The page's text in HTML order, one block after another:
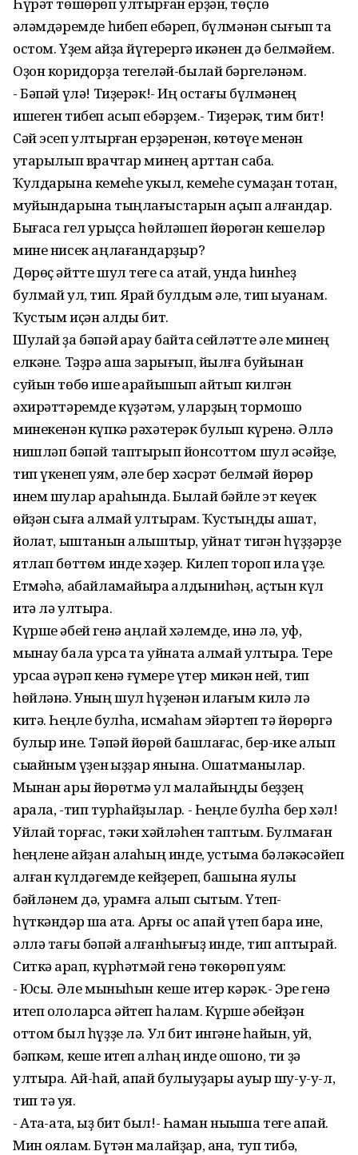
ҡәләмдәремде һибеп ебәреп, бүлмәнән сығып та
остом. Үҙем ҡайҙа йүгерергә икәнен дә белмәйем.
Оҙон коридорҙа тегеләй-былай бәргеләнәм.
- Бәпәй үлә! Тиҙерәк!- Иң остағы бүлмәнең
ишеген тибеп асып ебәрҙем.- Тиҙерәк, тим бит!
Сәй эсеп ултырған ерҙәренән, көтөүе менән
ҡутарылып врачтар минең арттан саба.
Ҡулдарына кемеһе укыл, кемеһе сумаҙан тотҡан,
муйындарына тыңлағыстарын аҫып алғандар.
Бығаса гел урыҫса һөйләшеп йөрөгән кешеләр
мине нисек аңлағандарҙыр?
Дөрөҫ әйтте шул теге саҡ атай, унда һинһеҙ
булмай ул, тип. Ярай булдым әле, тип ҡыуанам.
Ҡустым иҫән ҡалды бит.
Шулай ҙа бәпәй ҡарау байтаҡ сейләтте әле минең
елкәне. Тәҙрә аша зарығып, йылға буйынан
суйын төбө ише ҡарайышып ҡайтып килгән
әхирәттәремде күҙәтәм, уларҙың тормошо
минекенән күпкә рәхәтерәк булып күренә. Әллә
нишләп бәпәй таптырып йонсоттом шул әсәйҙе,
тип үкенеп ҡуям, әле бер хәсрәт белмәй йөрөр
инем шулар араһында. Былай бәйле эт кеүек
өйҙән сыға алмай ултырам. Ҡустыңды ашат,
йоҡлат, ыштанын алыштыр, уйнат тигән һүҙҙәрҙе
ятлап бөттөм инде хәҙер. Килеп тороп илаҡ үҙе.
Етмәһә, абайламайыраҡ ҡалдыниһәң, аҫтын күл
итә лә ултыра.
Күрше әбей генә аңлай хәлемде, инә лә, уф,
мынау бала ҡурсаҡ та уйната алмай ултыра. Тере
ҡурсаҡҡа әүрәп кенә ғүмере үтер микән ней, тип
һөйләнә. Уның шул һүҙенән илағым килә лә
китә. Һеңле булһа, исмаһам эйәртеп тә йөрөргә
булыр ине. Тәпәй йөрөй башлағас, бер-ике алып
сыҡҡайным үҙен ҡыҙҙар янына. Оҡшатманылар.
Мынан ары йөрөтмә ул малайыңды беҙҙең
арала, -тип турһайҙылар. - Һеңле булһа бер хәл!
Уйлай торғас, тәки хәйләһен таптым. Булмаған
һеңлене ҡайҙан алаһың инде, ҡустыма бәләкәсәйеп
ҡалған күлдәгемде кейҙереп, башына яулыҡ
бәйләнем дә, урамға алып сыҡтым. Үтеп-
һүткәндәр шаҡ ҡата. Арғы ос апай үтеп бара ине,
әллә тағы бәпәй алғанһығыҙ инде, тип аптырай.
Ситкә ҡарап, күрһәтмәй генә төкөрөп ҡуям:
- Юҡсы. Әле мыныһын кеше итер кәрәк.- Эре генә
итеп ололарса әйтеп һалам. Күрше әбейҙән
оттом был һүҙҙе лә. Ул бит ингәне һайын, уй,
бәпкәм, кеше итеп алһаң инде ошоно, ти ҙә
ултыра. Ай-һай, апай булыуҙары ауыр шу-у-у-л,
тип тә ҡуя.
- Атаҡ-атаҡ, ҡыҙ бит был!- Һаман ныҡыша теге апай.
Мин оялам. Бүтән малайҙар, ана, туп тибә,